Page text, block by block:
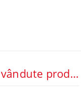
Cele mai vândute produse